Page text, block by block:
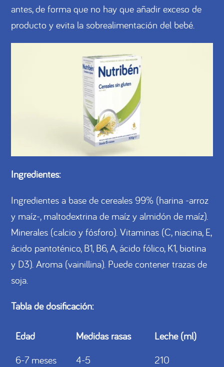
antes, de forma que no hay que añadir exceso de
producto y evita la sobrealimentación del bebé.
Ingredientes:
Ingredientes a base de cereales 99% (harina -arroz
y maíz-, maltodextrina de maíz y almidón de maíz).
Minerales (calcio y fósforo). Vitaminas (C, niacina, E,
ácido pantoténico, B1, B6, A, ácido fólico, K1, biotina
y D3). Aroma (vainillina). Puede contener trazas de
soja.
Tabla de dosificación:
Edad Medidas rasas
Leche (ml)
6-7 meses
4-5
210